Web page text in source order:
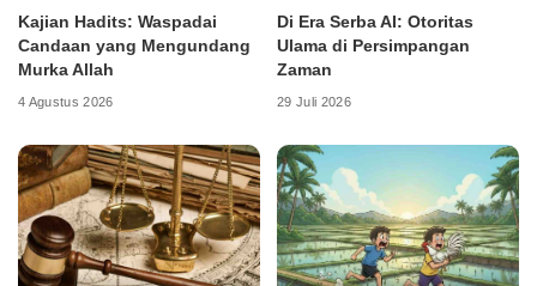
Kajian Hadits: Waspadai
Candaan yang Mengundang
Murka Allah
4 Agustus 2026
Di Era Serba AI: Otoritas
Ulama di Persimpangan
Zaman
29 Juli 2026